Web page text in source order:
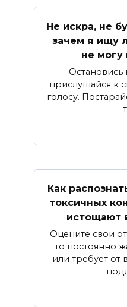
Не искра, не
зачем я ищу
не могу
Остановись
прислушайся к
голосу.
Как
токсичных
истощают
Оцените свои
то постоянно
или требует от